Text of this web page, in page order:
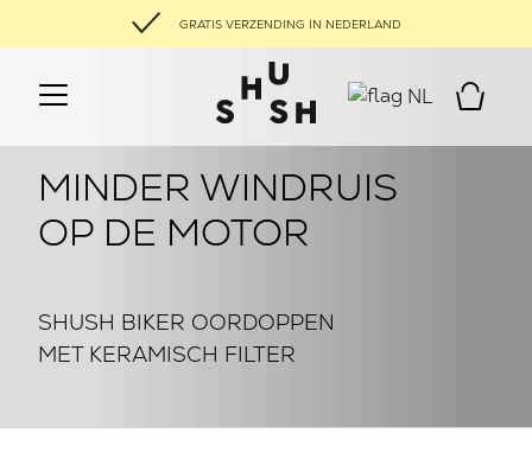
GRATIS VERZENDING IN NEDERLAND
NL
MINDER WINDRUIS
OP DE MOTOR
SHUSH BIKER OORDOPPEN
MET KERAMISCH FILTER